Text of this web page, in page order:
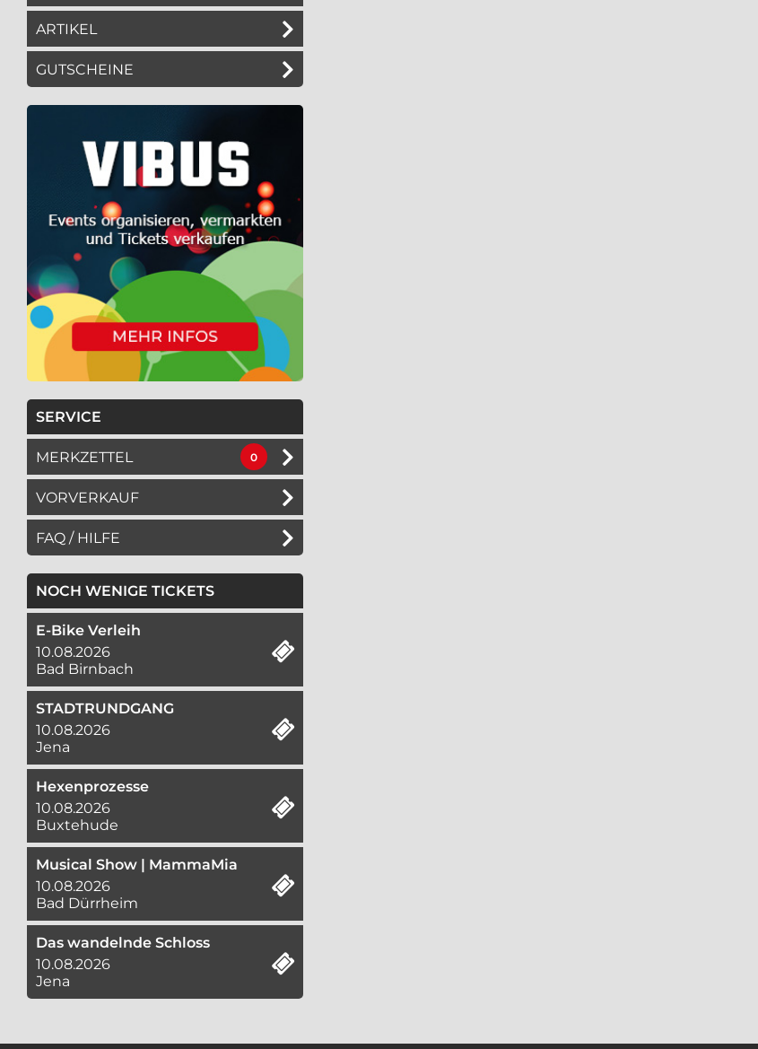
ARTIKEL
GUTSCHEINE
SERVICE
MERKZETTEL 0
VORVERKAUF
FAQ / HILFE
NOCH WENIGE TICKETS
E-Bike Verleih
10.08.2026
Bad Birnbach
STADTRUNDGANG
10.08.2026
Jena
Hexenprozesse
10.08.2026
Buxtehude
Musical Show | MammaMia
10.08.2026
Bad Dürrheim
Das wandelnde Schloss
10.08.2026
Jena